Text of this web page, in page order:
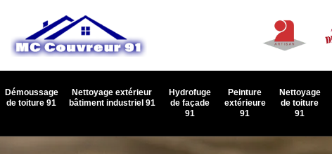
Démoussage
de toiture 91
Nettoyage extérieur
bâtiment industriel 91
Hydrofuge
de façade
91
Peinture
extérieure
91
Nettoyage
de toiture
91